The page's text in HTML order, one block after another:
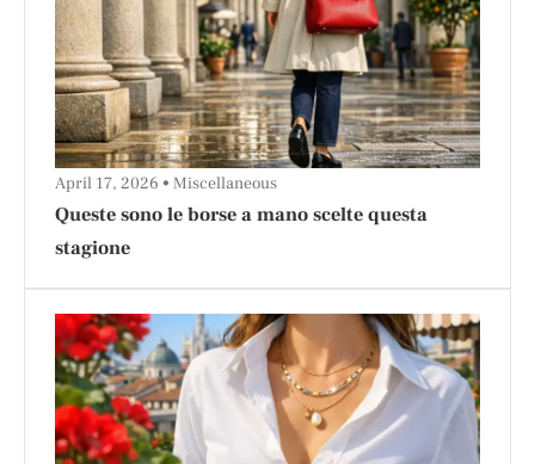
Queste sono le borse a mano scelte questa
stagione
April 17, 2026 Miscellaneous